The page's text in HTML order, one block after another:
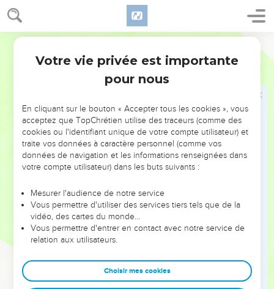
2 Corinthiens 4
Car nous qui vivons, nous sommes toujours livrés à la mort
pour l'amour de Jésus, afin que la vie aussi de Jésus soit
manifestée dans notre chair mortelle.
Or, ayant le même esprit de foi, selon ce qui est écrit : "J'ai
cru, c'est pourquoi j'ai parlé", nous aussi nous croyons, c'est
sachant que celui qui a ressuscité le Seigneur Jésus, nous
ressuscitera avec Jésus, et nous présentera avec vous.
Car toutes choses sont pour vous, afin que la grâce,
abondant par le moyen de plusieurs, multiplie les actions de
Vivre par la foi
C'est pourquoi nous ne nous lassons point ; mais si même
notre homme extérieur dépérit, toutefois l'homme intérieur
est renouvelé de jour en jour.
Car notre légère tribulation d'un moment, opère pour
Votre vie privée est importante
pour nous
En cliquant sur le bouton « Accepter tous les cookies », vous
acceptez que TopChrétien utilise des traceurs (comme des
cookies ou l'identifiant unique de votre compte utilisateur) et
traite vos données à caractère personnel (comme vos
données de navigation et les informations renseignées dans
votre compte utilisateur) dans les buts suivants :
Mesurer l'audience de notre service
Vous permettre d'utiliser des services tiers tels que de la
vidéo, des cartes du monde…
Vous permettre d'entrer en contact avec notre service de
relation aux utilisateurs.
Choisir mes cookies